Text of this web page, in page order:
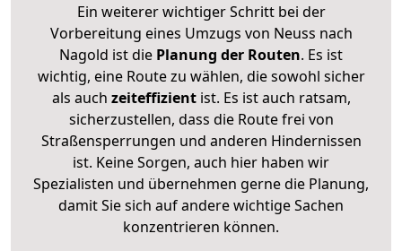
Ein weiterer wichtiger Schritt bei der
Vorbereitung eines Umzugs von Neuss nach
Nagold ist die Planung der Routen. Es ist
wichtig, eine Route zu wählen, die sowohl sicher
als auch zeiteffizientist. Es ist auch ratsam,
sicherzustellen, dass die Route frei von
Straßensperrungen und anderen Hindernissen
ist. Keine Sorgen, auch hier haben wir
Spezialisten und übernehmen gerne die Planung,
damit Sie sich auf andere wichtige Sachen
konzentrieren können.